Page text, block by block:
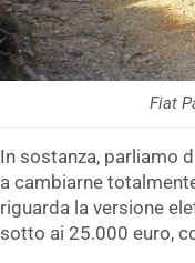
Fiat
In sostanza, parliamo
a cambiarne
riguarda la versione
sotto ai 25.000 euro,